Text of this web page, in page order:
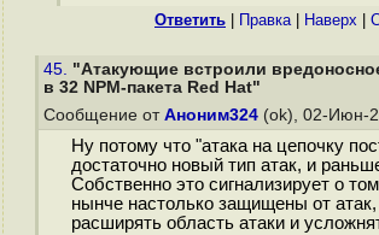
Ответить Правка| Наверх
45. "Атакующие встроили
в 32 NPM-пакета Red Hat"
Сообщение от Аноним324 (ok), 02-Июн-
Ну потому что "атака на цепочку
достаточно новый тип атак, и
Собственно это сигнализирует о
нынче настолько защищены от
расширять область атаки и